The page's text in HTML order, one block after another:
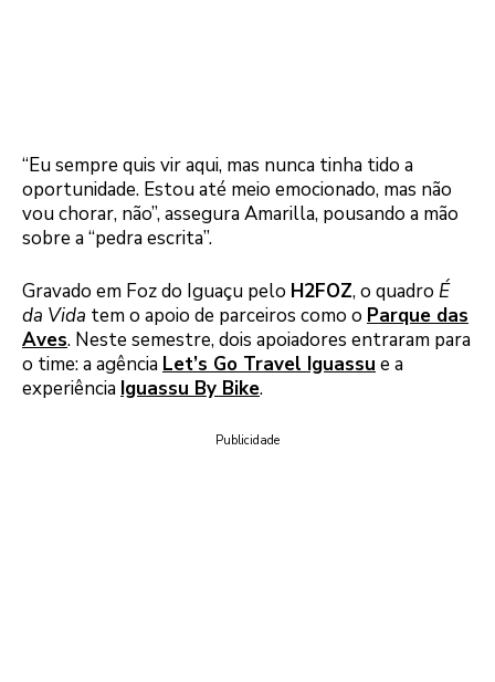
“Eu sempre quis vir aqui, mas nunca tinha tido a
oportunidade. Estou até meio emocionado, mas não
vou chorar, não”, assegura Amarilla, pousando a mão
sobre a “pedra escrita”.
Gravado em Foz do Iguaçu pelo H2FOZ, o quadro É
da Vida tem o apoio de parceiros como o Parque das
Aves. Neste semestre, dois apoiadores entraram para
o time: a agência Let’s Go Travel Iguassu e a
experiência Iguassu By Bike.
Publicidade